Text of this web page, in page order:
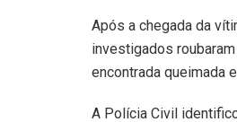
Após a chegada da
investigados
encontrada queimada
A Polícia Civil